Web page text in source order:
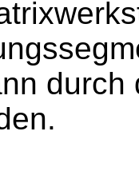
durch